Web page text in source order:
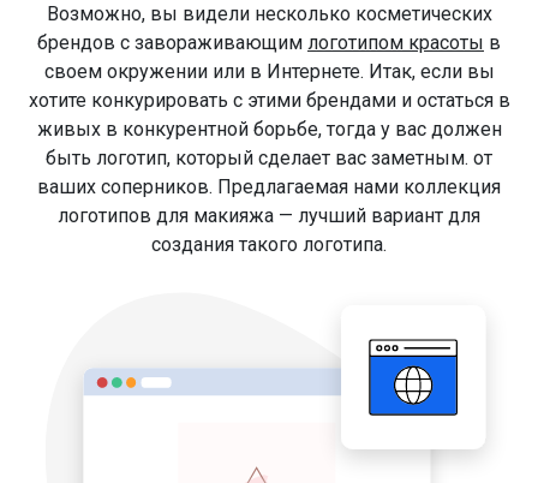
Возможно, вы видели несколько косметических
брендов с завораживающим логотипом красоты в
своем окружении или в Интернете. Итак, если вы
хотите конкурировать с этими брендами и остаться в
живых в конкурентной борьбе, тогда у вас должен
быть логотип, который сделает вас заметным. от
ваших соперников. Предлагаемая нами коллекция
логотипов для макияжа — лучший вариант для
создания такого логотипа.